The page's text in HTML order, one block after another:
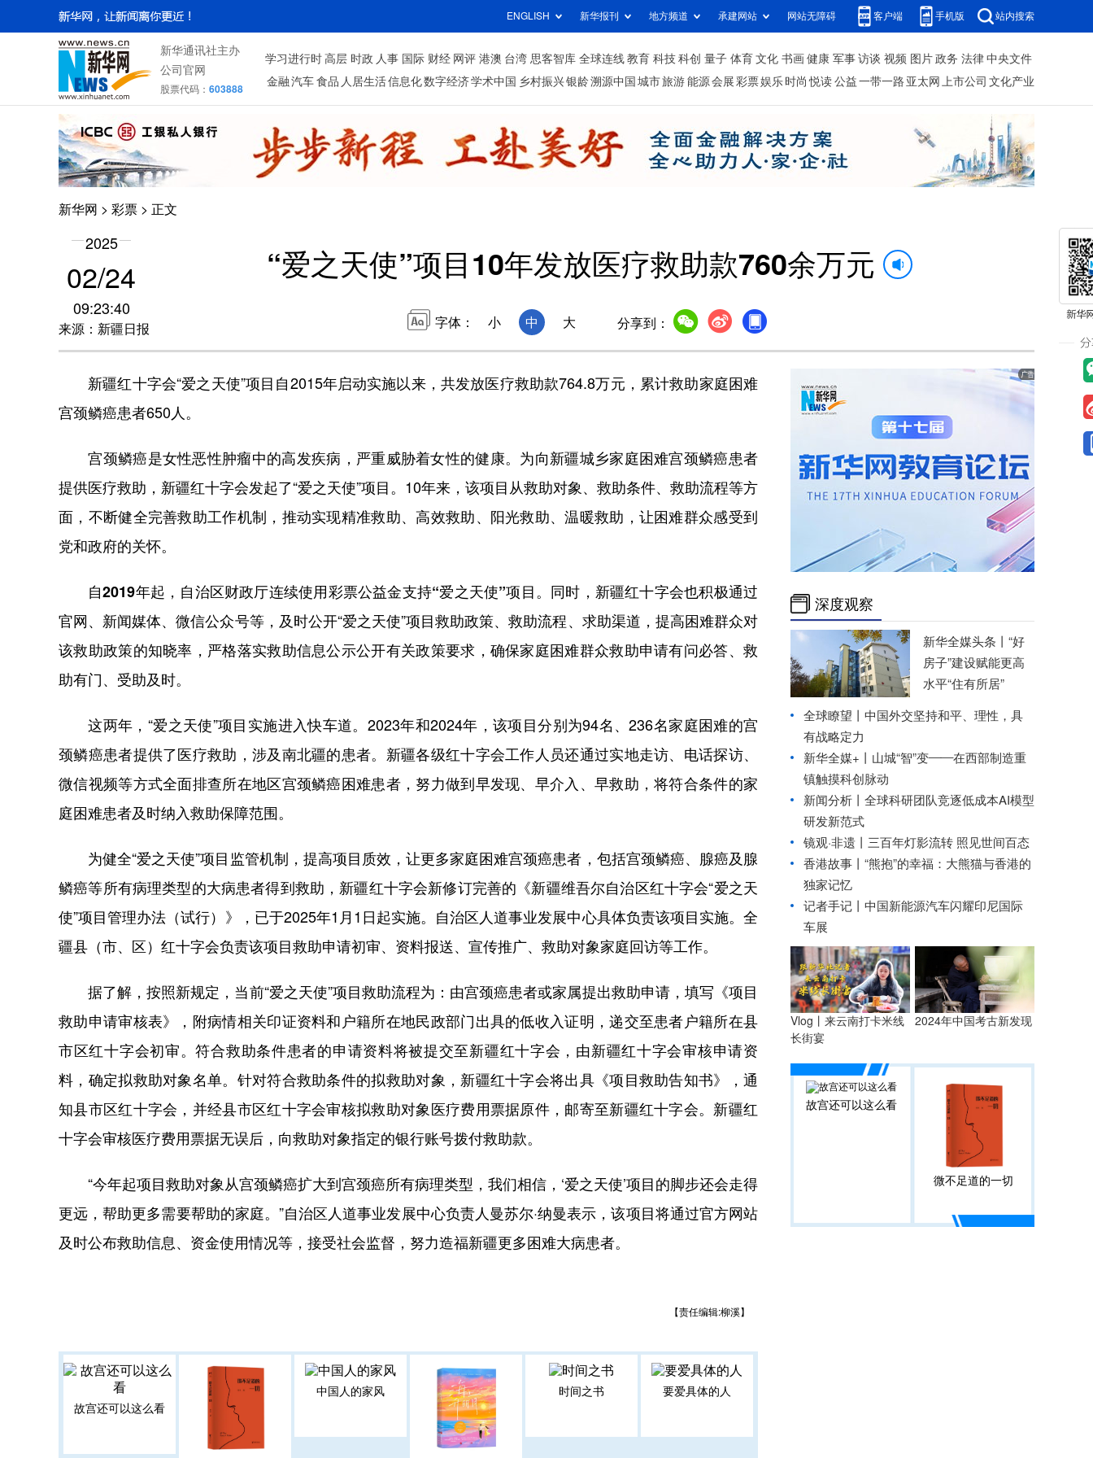
ENGLISH 新华报刊 地方频道 承建网站 网站无障碍 客户端 手机版 站内搜索
新华通讯社主办
公司官网
股票代码： 603888
学习进行时 高层 时政 人事 国际 财经 网评 港澳 台湾 思客智库 全球连线 教育 科技 科创 量子 体育 文化 书画 健康 军事 访谈 视频 图片 政务 法律 中央文件
金融 汽车 食品 人居生活信息化数字经济学术中国 乡村振兴银龄溯源中国 城市旅游 能源 会展 彩票娱乐 时尚 悦读 公益 一带一路 亚太网 上市公司 文化产业
新华网 > 彩票 > 正文
2025
02/24
09:23:40
来源：新疆日报
“爱之天使”项目10年发放医疗救助款760余万元
字体： 小 中 大 分享到：
新疆红十字会“爱之天使”项目自2015年启动实施以来，共发放医疗救助款764.8万元，累计救助家庭困难
宫颈鳞癌患者650人。
宫颈鳞癌是女性恶性肿瘤中的高发疾病，严重威胁着女性的健康。为向新疆城乡家庭困难宫颈鳞癌患者
提供医疗救助，新疆红十字会发起了“爱之天使”项目。10年来，该项目从救助对象、救助条件、救助流程等方
面，不断健全完善救助工作机制，推动实现精准救助、高效救助、阳光救助、温暖救助，让困难群众感受到
党和政府的关怀。
自2019年起，自治区财政厅连续使用彩票公益金支持“爱之天使”项目。
同时，新疆红十字会也积极通过
官网、新闻媒体、微信公众号等，及时公开“爱之天使”项目救助政策、救助流程、求助渠道，提高困难群众对
该救助政策的知晓率，严格落实救助信息公示公开有关政策要求，确保家庭困难群众救助申请有问必答、救
助有门、受助及时。
这两年，“爱之天使”项目实施进入快车道。2023年和2024年，该项目分别为94名、236名家庭困难的宫
颈鳞癌患者提供了医疗救助，涉及南北疆的患者。新疆各级红十字会工作人员还通过实地走访、电话探访、
微信视频等方式全面排查所在地区宫颈鳞癌困难患者，努力做到早发现、早介入、早救助，将符合条件的家
庭困难患者及时纳入救助保障范围。
为健全“爱之天使”项目监管机制，提高项目质效，让更多家庭困难宫颈癌患者，包括宫颈鳞癌、腺癌及腺
鳞癌等所有病理类型的大病患者得到救助，新疆红十字会新修订完善的《新疆维吾尔自治区红十字会“爱之天
使”项目管理办法（试行）》，已于2025年1月1日起实施。自治区人道事业发展中心具体负责该项目实施。全
疆县（市、区）红十字会负责该项目救助申请初审、资料报送、宣传推广、救助对象家庭回访等工作。
据了解，按照新规定，当前“爱之天使”项目救助流程为：由宫颈癌患者或家属提出救助申请，填写《项目
救助申请审核表》，附病情相关印证资料和户籍所在地民政部门出具的低收入证明，递交至患者户籍所在县
市区红十字会初审。符合救助条件患者的申请资料将被提交至新疆红十字会，由新疆红十字会审核申请资
料，确定拟救助对象名单。针对符合救助条件的拟救助对象，新疆红十字会将出具《项目救助告知书》，通
知县市区红十字会，并经县市区红十字会审核拟救助对象医疗费用票据原件，邮寄至新疆红十字会。新疆红
十字会审核医疗费用票据无误后，向救助对象指定的银行账号拨付救助款。
“今年起项目救助对象从宫颈鳞癌扩大到宫颈癌所有病理类型，我们相信，‘爱之天使’项目的脚步还会走得
更远，帮助更多需要帮助的家庭。”自治区人道事业发展中心负责人曼苏尔·纳曼表示，该项目将通过官方网站
及时公布救助信息、资金使用情况等，接受社会监督，努力造福新疆更多困难大病患者。
【责任编辑:柳溪】
故宫还可以这么看
中国人的家风 时间之书 要爱具体的人
深度观察
新华全媒头条丨 “好
房子”建设赋能更高
水平“住有所居”
全球瞭望丨中国外交坚持和平、理性，具
有战略定力
新华全媒+丨 山城“智”变——在西部制造重
镇触摸科创脉动
新闻分析丨全球科研团队竞逐低成本AI模型
研发新范式
镜观·非遗丨三百年灯影流转 照见世间百态
香港故事丨 “熊抱”的幸福：大熊猫与香港的
独家记忆
记者手记丨中国新能源汽车闪耀印尼国际
车展
Vlog丨来云南打卡米线
长街宴
2024年中国考古新发现
故宫还可以这么看
微不足道的一切